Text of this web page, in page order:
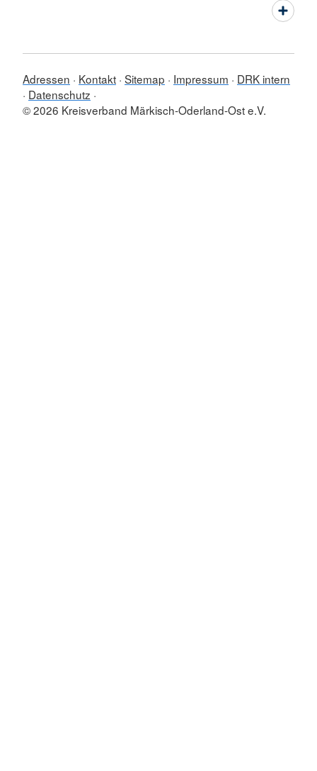
Adressen Kontakt Sitemap Impressum
DRK intern
Datenschutz
© 2026 Kreisverband Märkisch-Oderland-Ost e.V.